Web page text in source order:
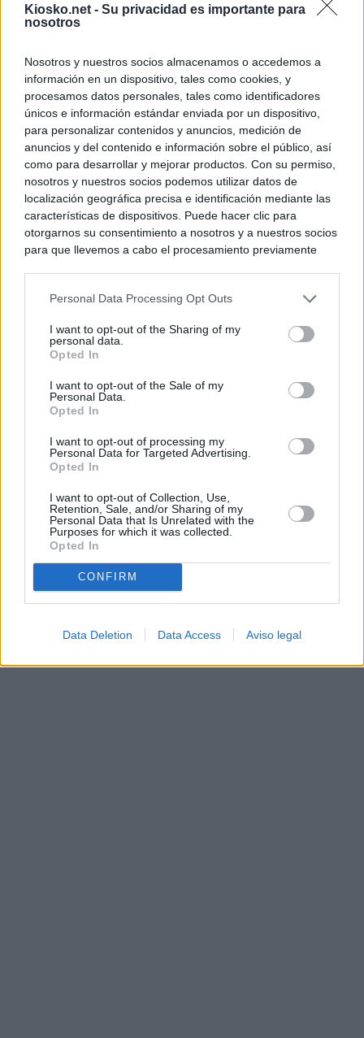
Kiosko.net - Su privacidad es importante para
nosotros
Nosotros y nuestros socios almacenamos o accedemos a
información en un dispositivo, tales como cookies, y
procesamos datos personales, tales como identificadores
únicos e información estándar enviada por un dispositivo,
para personalizar contenidos y anuncios, medición de
anuncios y del contenido e información sobre el público, así
como para desarrollar y mejorar productos. Con su permiso,
nosotros y nuestros socios podemos utilizar datos de
localización geográfica precisa e identificación mediante las
características de dispositivos. Puede hacer clic para
otorgarnos su consentimiento a nosotros y a nuestros socios
para que llevemos a cabo el procesamiento previamente
negar su consentimiento. Tenga en cuenta que algún
de su consentimiento, pero usted tiene el derecho de
rechazar tal procesamiento. Sus preferencias se aplicarán
cualquier momento entrando de nuevo en este sitio web o
visitando nuestra política de privacidad.
Personal Data Processing Opt Outs
I want to opt-out of the Sharing of my
personal data.
Opted In
I want to opt-out of the Sale of my
Personal Data.
Opted In
I want to opt-out of processing my
Personal Data for Targeted Advertising.
Opted In
I want to opt-out of Collection, Use,
Retention, Sale, and/or Sharing of my
Personal Data that Is Unrelated with the
Purposes for which it was collected.
Opted In
CONFIRM
Data Deletion Data Access Aviso legal